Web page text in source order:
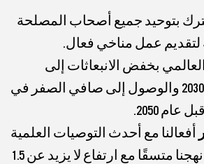
بتوحيد جميع أصحاب المصلحة
عمل مناخي فعال.
العالمي بخفض الانبعاثات إلى
النصف بحلول عام 2030 والوصول إلى صافي الصفر في
2050.
أفعالنا مع أحدث التوصيات العلمية
، وذلك لضمان بقاء نهجنا متسقًا مع ارتفاع لا يزيد عن 1.5